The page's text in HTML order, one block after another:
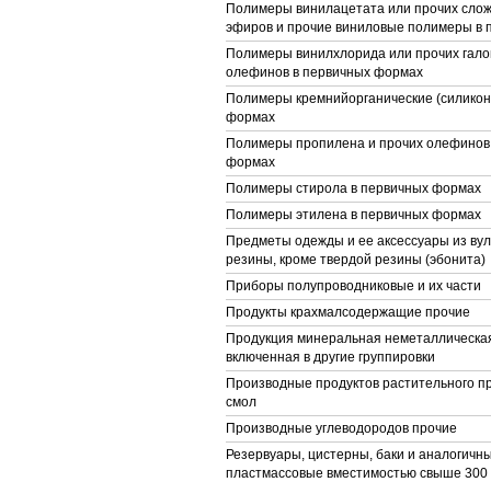
Полимеры винилацетата или прочих
эфиров и прочие виниловые полимеры в
Полимеры винилхлорида или прочих
олефинов в первичных формах
Полимеры кремнийорганические
формах
Полимеры пропилена и прочих
формах
Полимеры стирола в первичных формах
Полимеры этилена в первичных формах
Предметы одежды и ее аксессуары из
резины, кроме твердой резины (эбонита)
Приборы полупроводниковые и их части
Продукты крахмалсодержащие прочие
Продукция минеральная
включенная в другие группировки
Производные продуктов растительного
смол
Производные углеводородов прочие
Резервуары, цистерны, баки и
пластмассовые вместимостью свыше 300